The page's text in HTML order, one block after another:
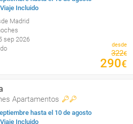
Incluido
Madrid
sep 2026
desde
322€
290€
Apartamentos
hasta el 10 de agosto
Incluido